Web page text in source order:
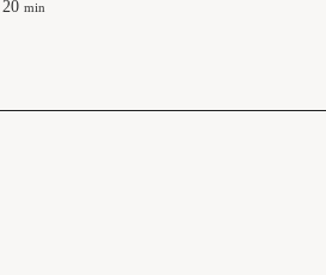
20 min